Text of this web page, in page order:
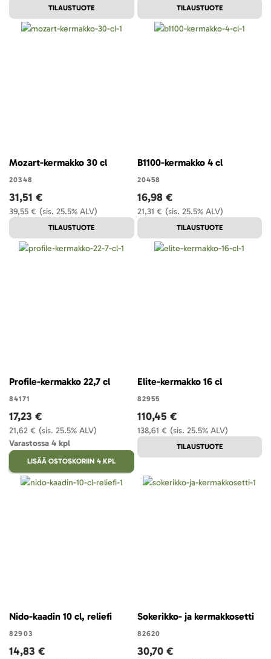
TILAUSTUOTE TILAUSTUOTE
Mozart-kermakko 30 cl
20348
(sis. 25.5% ALV)
39,55 €
31,51 €
TILAUSTUOTE
B1100-kermakko 4 cl
20458
(sis. 25.5% ALV)
21,31 €
16,98 €
TILAUSTUOTE
Profile-kermakko 22,7 cl
84171
(sis. 25.5% ALV)
21,62 €
17,23 €
Varastossa 4 kpl
LISÄÄ OSTOSKORIIN 4 KPL
Elite-kermakko 16 cl
82955
(sis. 25.5% ALV)
138,61 €
110,45 €
TILAUSTUOTE
Nido-kaadin 10 cl, reliefi
82903
14,83 €
Sokerikko- ja kermakkosetti
82620
30,70 €